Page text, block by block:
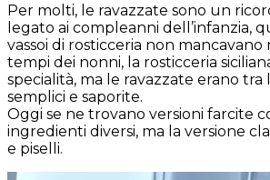
Per molti, le ravazzate sono un
legato ai compleanni dell’infanzia,
vassoi di rosticceria non mancavano
tempi dei nonni, la rosticceria
specialità, ma le ravazzate erano tra
semplici e saporite.
Oggi se ne trovano versioni farcite
ingredienti diversi, ma la versione
e piselli.